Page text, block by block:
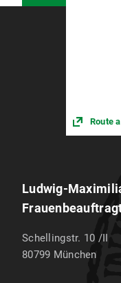
Route
Ludwig-
Schellingstr. 10 /II
80799 München